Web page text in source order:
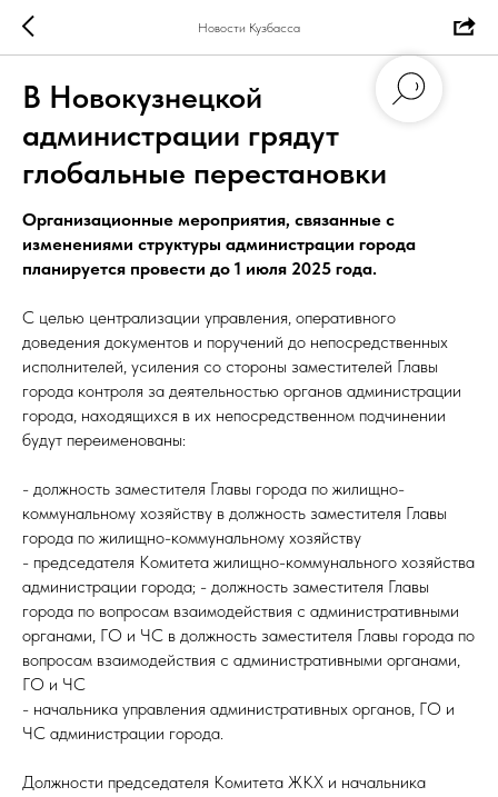
Новости Кузбасса
В Новокузнецкой
администрации грядут
глобальные перестановки
Организационные мероприятия, связанные с
изменениями структуры администрации города
планируется провести до 1 июля 2025 года.
С целью централизации управления, оперативного
доведения документов и поручений до непосредственных
исполнителей, усиления со стороны заместителей Главы
города контроля за деятельностью органов администрации
города, находящихся в их непосредственном подчинении
будут переименованы:
- должность заместителя Главы города по жилищно-
коммунальному хозяйству в должность заместителя Главы
города по жилищно-коммунальному хозяйству
- председателя Комитета жилищно-коммунального хозяйства
администрации города; - должность заместителя Главы
города по вопросам взаимодействия с административными
органами, ГО и ЧС в должность заместителя Главы города по
вопросам взаимодействия с административными органами,
ГО и ЧС
- начальника управления административных органов, ГО и
ЧС администрации города.
Должности председателя Комитета ЖКХ и начальника